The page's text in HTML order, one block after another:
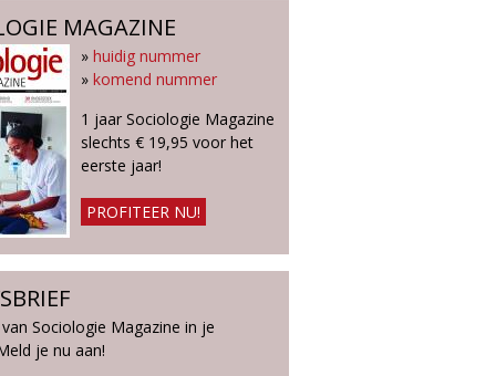
MAGAZINE
» huidig nummer
» komend nummer
1 jaar Sociologie Magazine
slechts € 19,95 voor het
eerste jaar!
PROFITEER NU!
Sociologie Magazine in je
je nu aan!